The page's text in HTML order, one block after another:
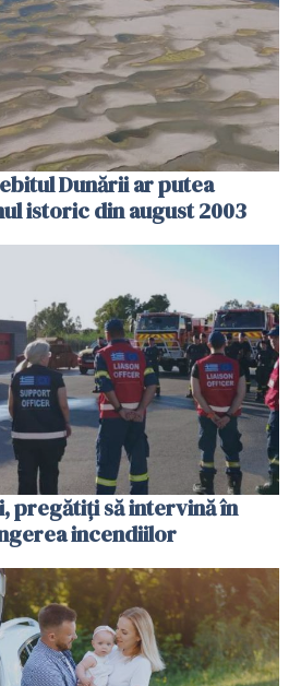
Dunării ar putea
istoric din august 2003
pregătiţi să intervină în
incendiilor